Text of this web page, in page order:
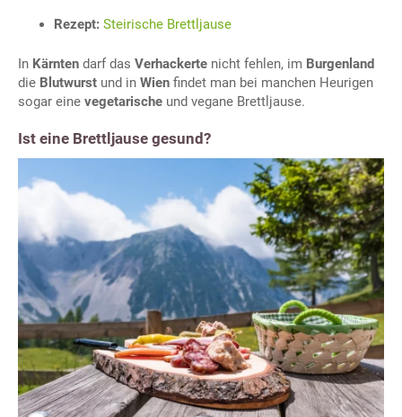
Rezept: Steirische Brettljause
In Kärnten darf das Verhackerte nicht fehlen, im Burgenland
die Blutwurst und in Wien findet man bei manchen Heurigen
sogar eine vegetarische und vegane Brettljause.
Ist eine Brettljause gesund?